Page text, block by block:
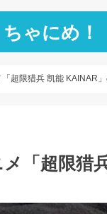
ゃにめ！
超限猎兵 凯能 KAINAR
「超限猎